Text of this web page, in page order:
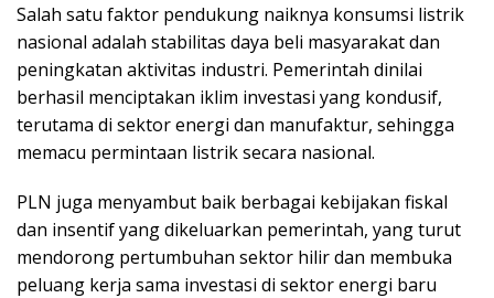
Salah satu faktor pendukung naiknya konsumsi listrik
nasional adalah stabilitas daya beli masyarakat dan
peningkatan aktivitas industri. Pemerintah dinilai
berhasil menciptakan iklim investasi yang kondusif,
terutama di sektor energi dan manufaktur, sehingga
memacu permintaan listrik secara nasional.
PLN juga menyambut baik berbagai kebijakan fiskal
dan insentif yang dikeluarkan pemerintah, yang turut
mendorong pertumbuhan sektor hilir dan membuka
peluang kerja sama investasi di sektor energi baru